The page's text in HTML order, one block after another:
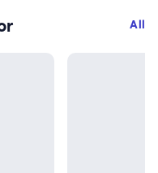
All